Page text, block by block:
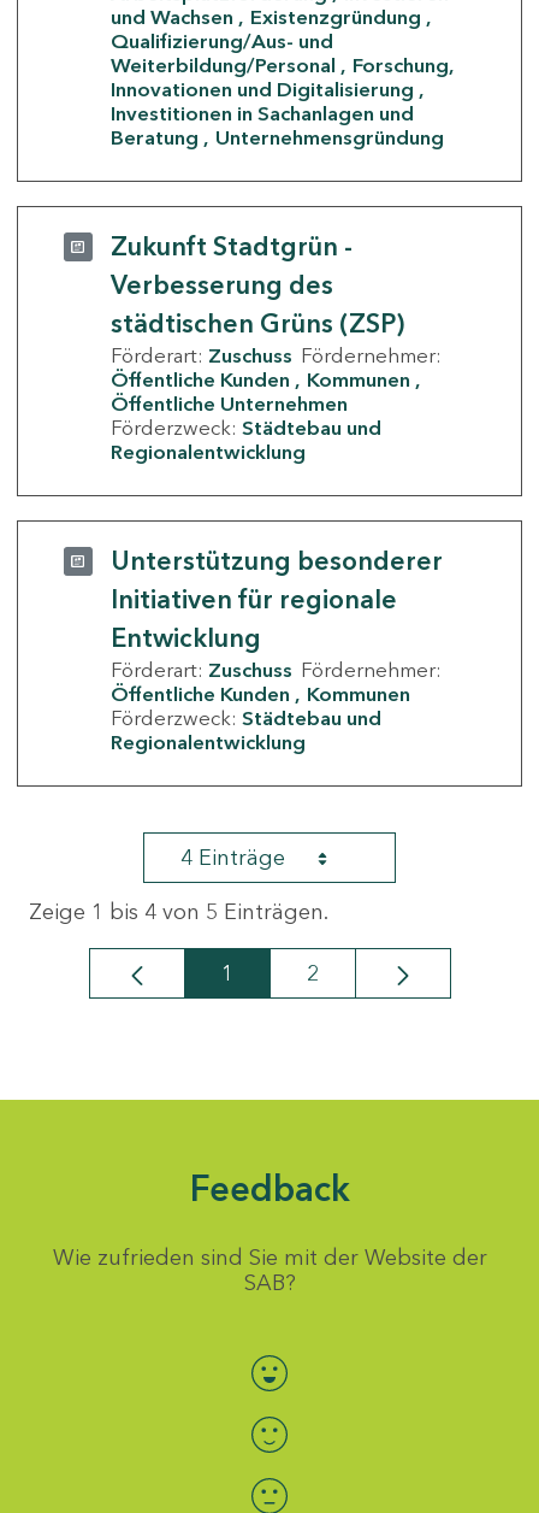
und Wachsen
Existenzgründung
Qualifizierung/Aus- und
Weiterbildung/Personal
Forschung,
Innovationen und Digitalisierung
Investitionen in Sachanlagen und
Beratung
Unternehmensgründung
Zukunft Stadtgrün -
Verbesserung des
städtischen Grüns (ZSP)
Förderart: Zuschuss Fördernehmer:
Öffentliche Kunden
Kommunen
Öffentliche Unternehmen
Förderzweck: Städtebau und
Regionalentwicklung
Unterstützung besonderer
Initiativen für regionale
Entwicklung
Förderart: Zuschuss Fördernehmer:
Öffentliche Kunden
Kommunen
Förderzweck: Städtebau und
Regionalentwicklung
4 Einträge
Zeige 1 bis 4 von 5 Einträgen.
Seite
1 Seite
2
Feedback
Wie zufrieden sind Sie mit der Website der
SAB?
Bewertung auswählen